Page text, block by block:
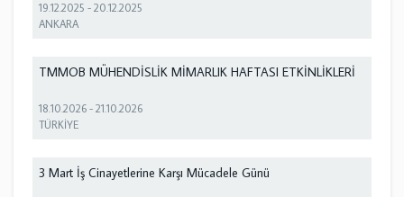
19.12.2025 -20.12.2025
ANKARA
TMMOB MÜHENDİSLİK MİMARLIK HAFTASI ETKİNLİKLERİ
18.10.2026 -21.10.2026
TÜRKİYE
3 Mart İş Cinayetlerine Karşı Mücadele Günü